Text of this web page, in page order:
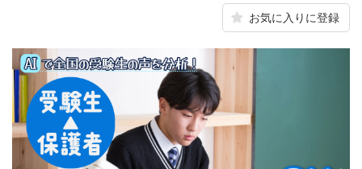
お気に入りに登録